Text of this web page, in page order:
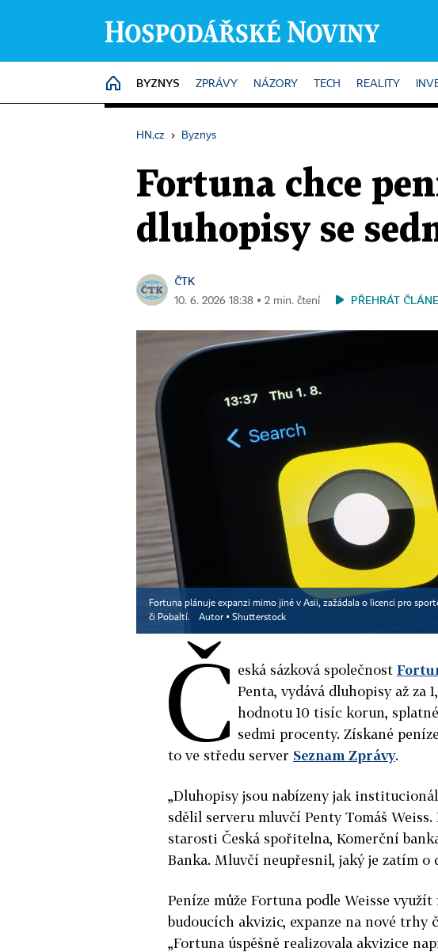
HOME
BYZNYS ZPRÁVY NÁZORY TECH REALITY
HN.cz › Byznys
Fortuna chce
dluhopisy se
ČTK
10. 6. 2026 18:38 ▪ 2 min. čtení PŘEHRÁT
Fortuna plánuje expanzi mimo jiné v Asii, zažádala o licenci pro
či Pobaltí.
Autor ▪ Shutterstock
Č eská sázková společnost
Penta, vydává dluhopisy až za
hodnotu 10 tisíc korun,
sedmi procenty. Získané
to ve středu server Seznam Zprávy.
„Dluhopisy jsou nabízeny jak
sdělil serveru mluvčí Penty Tomáš Weiss.
starosti Česká spořitelna, Komerční
Banka. Mluvčí neupřesnil, jaký je zatím o
Peníze může Fortuna podle Weisse
budoucích akvizic, expanze na nové
„Fortuna úspěšně realizovala akvizice